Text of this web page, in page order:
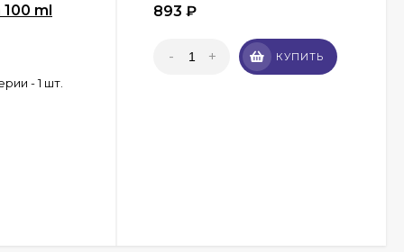
ml
- 1 шт.
893 ₽
- + КУПИТЬ